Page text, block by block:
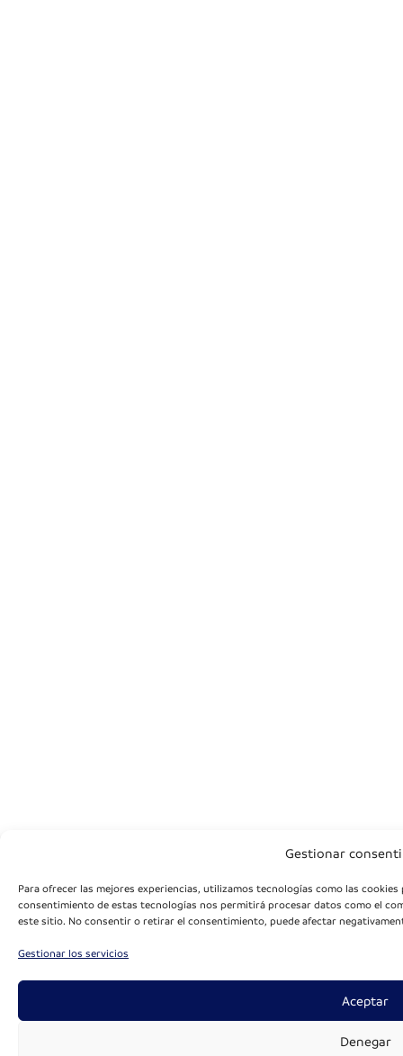
Gestionar
Para ofrecer las mejores experiencias, utilizamos tecnologías como las
consentimiento de estas tecnologías nos permitirá procesar datos como el
este sitio. No consentir o retirar el consentimiento, puede afectar
Gestionar los servicios
Aceptar
Denegar